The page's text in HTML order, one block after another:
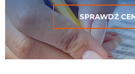
SPRAWDŹ